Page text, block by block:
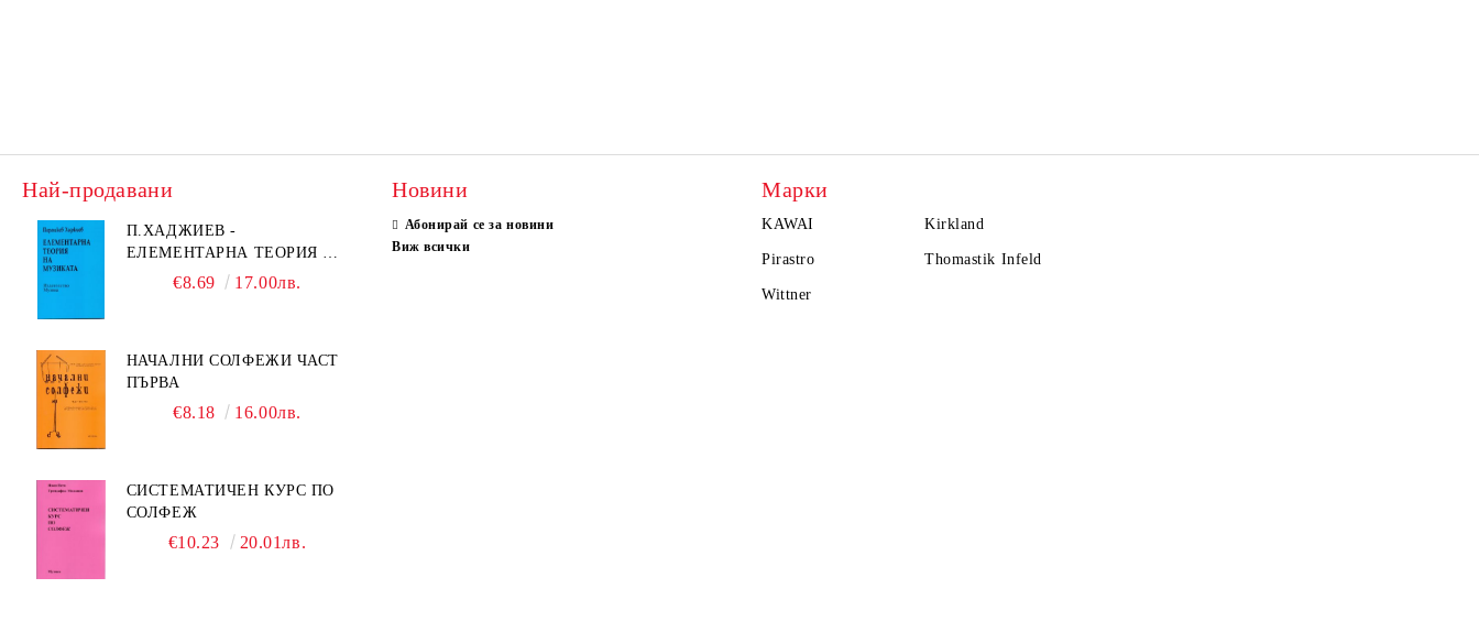
Най-продавани
П.ХАДЖИЕВ -
ЕЛЕМЕНТАРНА ТЕОРИЯ НА
МУЗИКАТА
€8.69 17.00лв.
НАЧАЛНИ СОЛФЕЖИ ЧАСТ
ПЪРВА
€8.18 16.00лв.
СИСТЕМАТИЧЕН КУРС ПО
СОЛФЕЖ
€10.23 20.01лв.
Новини
Абонирай се за новини
Виж всички
Марки
KAWAI Kirkland
Pirastro Thomastik Infeld
Wittner